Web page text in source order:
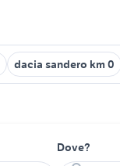
dacia sandero km 0
Dove?